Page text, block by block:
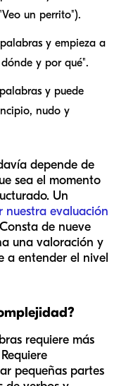
un perrito").
y empieza a
y por qué".
y puede
nudo y
depende de
sea el momento
Un
nuestra evaluación
de nueve
una valoración y
a entender el nivel
requiere más
pequeñas partes